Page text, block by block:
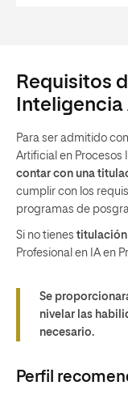
Requisitos
Para ser admitido
Artificial en Procesos
contar con una
cumplir con los
programas de
Si no tienes
Profesional en IA en
Se
nivelar las
necesario.
Perfil